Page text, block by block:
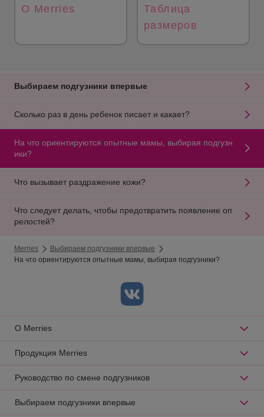
О Merries
Таблица
размеров
Выбираем подгузники впервые
Сколько раз в день ребенок писает и какает?
На что ориентируются опытные мамы, выбирая подгузн
ики?
Что вызывает раздражение кожи?
Что следует делать, чтобы предотвратить появление оп
релостей?
Merries
Выбираем подгузники впервые
На что ориентируются опытные мамы, выбирая подгузники?
О Merries
Продукция Merries
Руководство по смене подгузников
Выбираем подгузники впервые